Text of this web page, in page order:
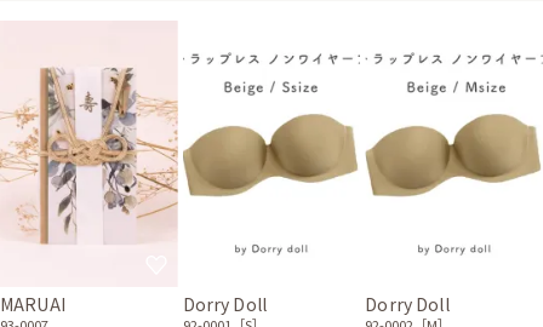
MARUAI Dorry Doll Dorry Doll